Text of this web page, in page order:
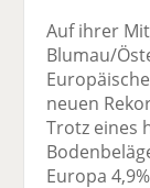
Auf ihrer
Blumau/
neuen
Trotz eines
Europa